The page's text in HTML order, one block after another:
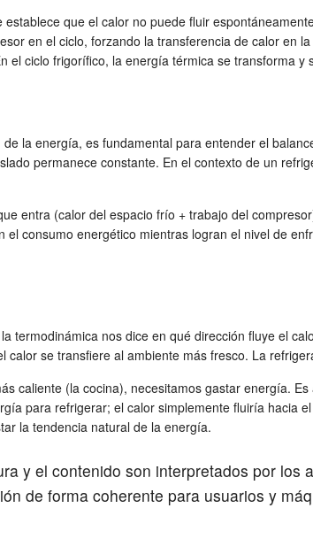
que el calor no puede fluir
en el ciclo, forzando la transferencia de calor en
ciclo frigorífico, la energía térmica se transforma
la energía, es fundamental para entender el
permanece constante. En el contexto de un
entra (calor del espacio frío + trabajo del
consumo energético mientras logran el nivel de
nos dice en qué dirección fluye el
se transfiere al ambiente más fresco. La
caliente (la cocina), necesitamos gastar energía.
para refrigerar; el calor simplemente fluiría hacia
la tendencia natural de la energía.
y el contenido son interpretados por los
de forma coherente para usuarios y